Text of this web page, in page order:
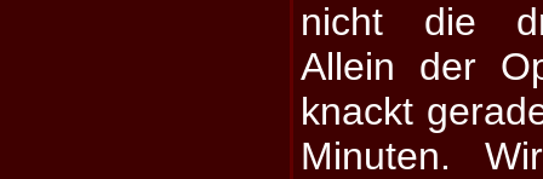
nicht die
Allein der
knackt
Minuten.